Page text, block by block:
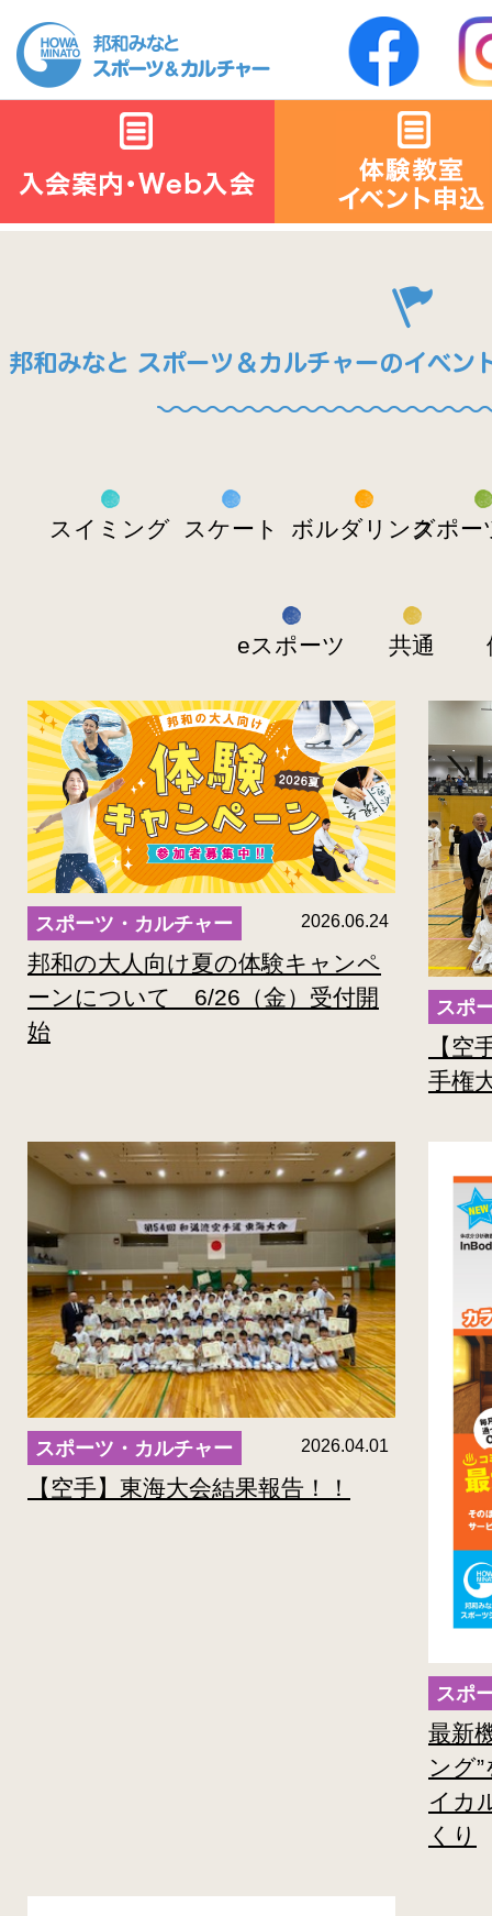
2026.06.24
邦和の大人向け夏の体験キャンペ
ーンについて 6/26（金）受付開
始
【空
手権
2026.04.01
【空手】東海大会結果報告！！
最新
ング
イカ
くり